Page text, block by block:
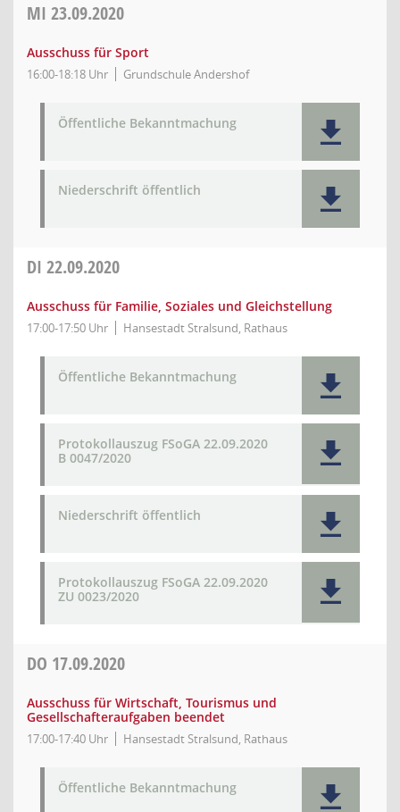
MI 23.09.2020
Ausschuss für Sport
16:00-18:18 Uhr Grundschule Andershof
Öffentliche Bekanntmachung
Niederschrift öffentlich
DI 22.09.2020
Ausschuss für Familie, Soziales und Gleichstellung
17:00-17:50 Uhr Hansestadt Stralsund, Rathaus
Öffentliche Bekanntmachung
Protokollauszug FSoGA 22.09.2020
B 0047/2020
Niederschrift öffentlich
Protokollauszug FSoGA 22.09.2020
ZU 0023/2020
DO 17.09.2020
Ausschuss für Wirtschaft, Tourismus und
Gesellschafteraufgaben beendet
17:00-17:40 Uhr Hansestadt Stralsund, Rathaus
Öffentliche Bekanntmachung